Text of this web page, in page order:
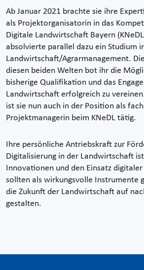
Ab Januar 2021 brachte sie ihre
als Projektorganisatorin in das
Digitale Landwirtschaft Bayern
absolvierte parallel dazu ein Studium
Landwirtschaft/Agrarmanagement.
diesen beiden Welten bot ihr die
bisherige Qualifikation und das
Landwirtschaft erfolgreich zu
ist sie nun auch in der Position als
Projektmanagerin beim KNeDL tätig.
Ihre persönliche Antriebskraft zur
Digitalisierung in der Landwirtschaft
Innovationen und den Einsatz
sollten als wirkungsvolle Instrumente
die Zukunft der Landwirtschaft auf
gestalten.